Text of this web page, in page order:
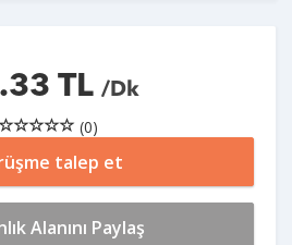
TL /Dk
(0)
talep et
Alanını Paylaş